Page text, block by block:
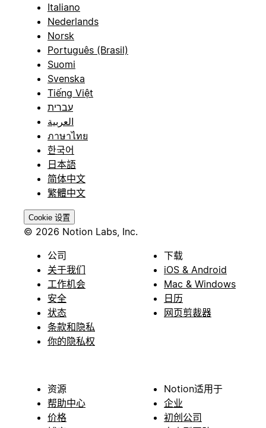
Italiano
Nederlands
Norsk
Português (Brasil)
Suomi
Svenska
Tiếng Việt
עברית
العربية
ภาษาไทย
한국어
日本語
简体中文
繁體中文
Cookie 设置
© 2026 Notion Labs, Inc.
公司
关于我们
工作机会
安全
状态
条款和隐私
你的隐私权
下载
iOS & Android
Mac & Windows
日历
网页剪裁器
资源
帮助中心
价格
Notion适用于
企业
初创公司